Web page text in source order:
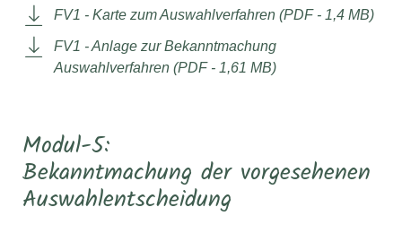
FV1 - Karte zum Auswahlverfahren (PDF - 1,4 MB)
FV1 - Anlage zur Bekanntmachung
Auswahlverfahren (PDF - 1,61 MB)
Modul-5:
Bekanntmachung der vorgesehenen
Auswahlentscheidung